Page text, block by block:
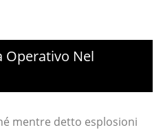
Operativo Nel
mentre detto esplosioni